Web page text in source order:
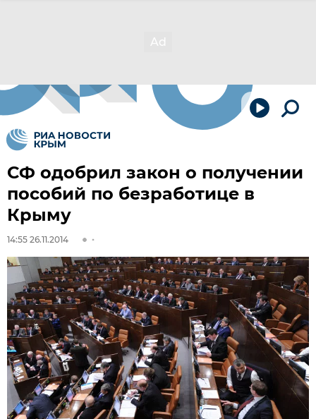
СФ одобрил закон о получении
пособий по безработице в
Крыму
14:55 26.11.2014